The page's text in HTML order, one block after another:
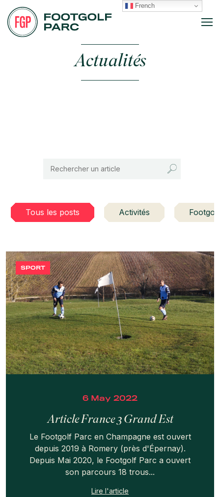
Actualités
Tous les posts Activités Footgolf
SPORT
6 May 2022
Article France 3 Grand Est
Le Footgolf Parc en Champagne est ouvert
depuis 2019 à Romery (près d'Épernay).
Depuis Mai 2020, le Footgolf Parc a ouvert
son parcours 18 trous...
Lire l'article
French